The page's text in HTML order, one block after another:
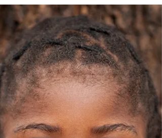
la Terapia de Regresión y vidas
pasadas
En que consiste la hipnosis, estado de
trance, que recupera memorias pasadas
que mantienen síntomas incómodos en la
vida del presente.